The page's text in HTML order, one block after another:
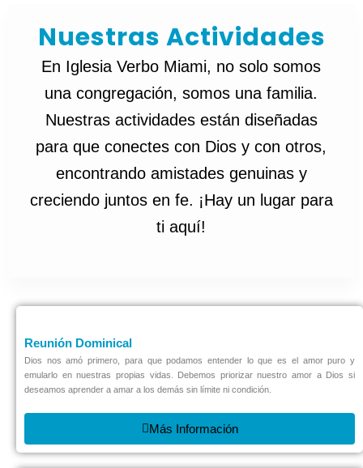
Nuestras Actividades
En Iglesia Verbo Miami, no solo somos
una congregación, somos una familia.
Nuestras actividades están diseñadas
para que conectes con Dios y con otros,
encontrando amistades genuinas y
creciendo juntos en fe. ¡Hay un lugar para
ti aquí!
Reunión Dominical
Dios nos amó primero, para que podamos entender lo que es el amor puro y
emularlo en nuestras propias vidas. Debemos priorizar nuestro amor a Dios si
deseamos aprender a amar a los demás sin límite ni condición.
Más Información